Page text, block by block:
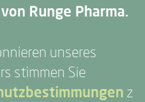
Runge Pharma.
unseres
stimmen Sie
z